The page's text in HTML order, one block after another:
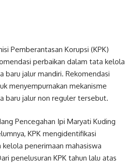
Pemberantasan Korupsi (KPK)
perbaikan dalam tata kelola
baru jalur mandiri. Rekomendasi
menyempurnakan mekanisme
baru jalur non reguler tersebut.
Pencegahan Ipi Maryati Kuding
KPK mengidentifikasi
penerimaan mahasiswa
penelusuran KPK tahun lalu atas